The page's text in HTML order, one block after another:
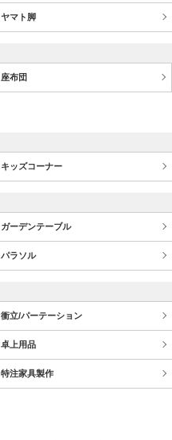
ヤマト脚
座布団
キッズコーナー
ガーデンテーブル
パラソル
衝立/パーテーション
卓上用品
特注家具製作